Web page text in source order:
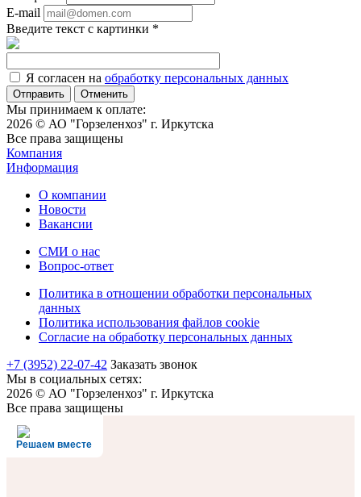
E-mail
Введите текст с картинки *
Я согласен на обработку персональных данных
Отменить
Мы принимаем к оплате:
2026 © АО "Горзеленхоз" г. Иркутска
Все права защищены
Компания
Информация
О компании
Новости
Вакансии
СМИ о нас
Вопрос-ответ
Политика в отношении обработки персональных
данных
Политика использования файлов cookie
Согласие на обработку персональных данных
+7 (3952) 22-07-42 Заказать звонок
Мы в социальных сетях:
2026 © АО "Горзеленхоз" г. Иркутска
Все права защищены
Решаем вместе